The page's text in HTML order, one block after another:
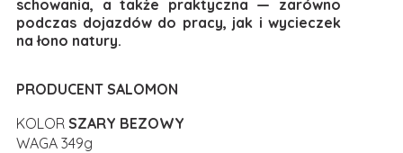
schowania, a także praktyczna — zarówno
podczas dojazdów do pracy, jak i wycieczek
na łono natury.
PRODUCENT SALOMON
KOLOR SZARY BEZOWY
WAGA 349g